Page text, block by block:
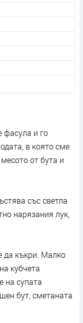
фасула и го
в която сме
от бута и
със светла
нарязания лук,
да къкри. Малко
кубчета
на супата
бут, сметаната